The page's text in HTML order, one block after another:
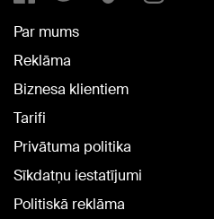
Par mums
Reklāma
Biznesa klientiem
Tarifi
Privātuma politika
Sīkdatņu iestatījumi
Politiskā reklāma